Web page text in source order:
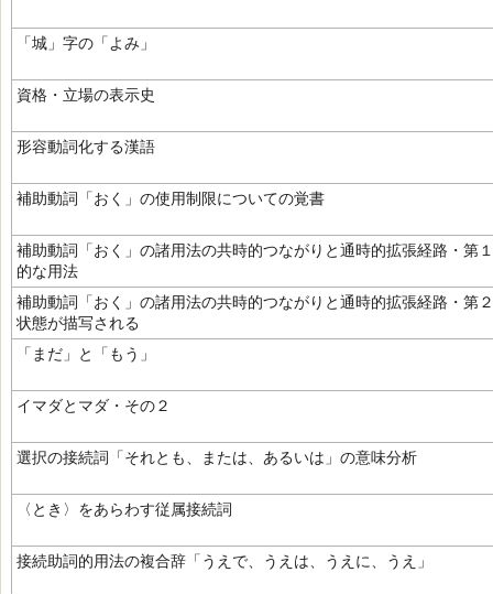
「城」字の「よみ」
資格・立場の表示史
形容動詞化する漢語
補助動詞「おく」の使用制限についての覚書
補助動詞「おく」の諸用法の共時的つながりと通時的拡張経路・第
的な用法
補助動詞「おく」の諸用法の共時的つながりと通時的拡張経路・第
状態が描写される
「まだ」と「もう」
イマダとマダ・その２
選択の接続詞「それとも、または、あるいは」の意味分析
〈とき〉をあらわす従属接続詞
接続助詞的用法の複合辞「うえで、うえは、うえに、うえ」